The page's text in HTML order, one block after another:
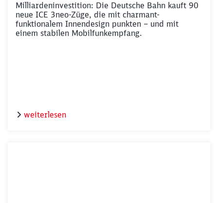
Milliardeninvestition: Die Deutsche Bahn kauft 90
neue ICE 3neo-Züge, die mit charmant-
funktionalem Innendesign punkten – und mit
einem stabilen Mobilfunkempfang.
weiterlesen